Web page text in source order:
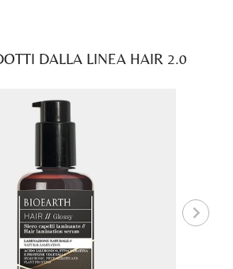
DALLA LINEA HAIR 2.0